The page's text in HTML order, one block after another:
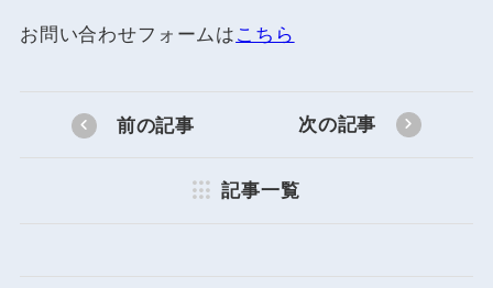
お問い合わせフォームは こちら
前の記事
記事一覧
次の記事